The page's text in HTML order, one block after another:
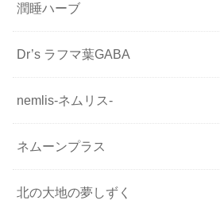
潤睡ハーブ
Dr’s ラフマ葉GABA
nemlis-ネムリス-
ネムーンプラス
北の大地の夢しずく